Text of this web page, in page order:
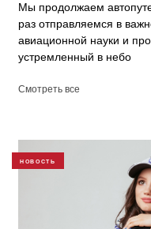
Мы продолжаем
раз отправляемся в
авиационной науки и
устремленный в небо
Смотреть все
НОВОСТЬ